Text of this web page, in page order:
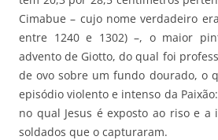
Cimabue – cujo nome verdadeiro
entre 1240 e 1302) –, o maior
advento de Giotto, do qual foi
de ovo sobre um fundo dourado, o
episódio violento e intenso da
no qual Jesus é exposto ao riso e
soldados que o capturaram.